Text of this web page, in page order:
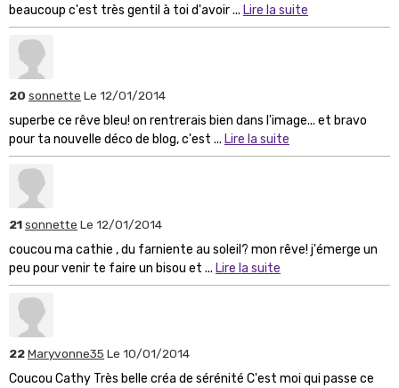
beaucoup c'est très gentil à toi d'avoir ... Lire la suite
20 sonnette Le 12/01/2014
superbe ce rêve bleu! on rentrerais bien dans l'image... et bravo
pour ta nouvelle déco de blog, c'est ... Lire la suite
21sonnette Le 12/01/2014
coucou ma cathie , du farniente au soleil? mon rêve! j'émerge un
peu pour venir te faire un bisou et ... Lire la suite
22Maryvonne35 Le 10/01/2014
Coucou Cathy Très belle créa de sérénité C'est moi qui passe ce